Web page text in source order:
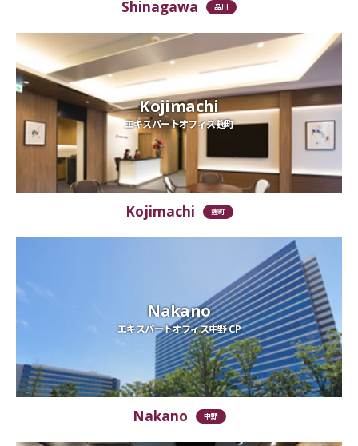
Shinagawa 品川
Kojimachi
エキスパートオフィス麹町
Kojimachi 麹町
Nakano
エキスパートオフィス中野 CP
Nakano 中野